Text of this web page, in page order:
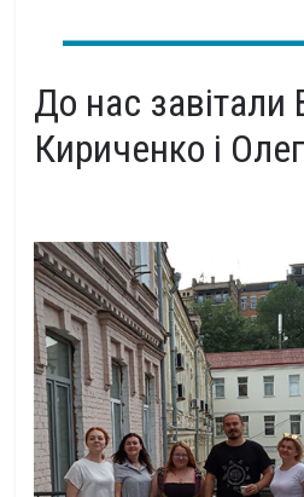
До нас завітали
Кириченко і